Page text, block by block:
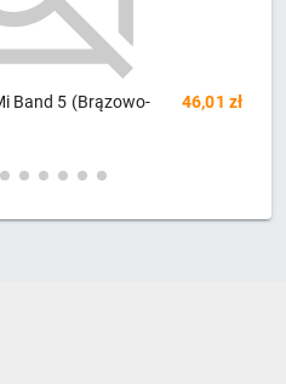
Band 5 (Brązowo-
46,01 zł